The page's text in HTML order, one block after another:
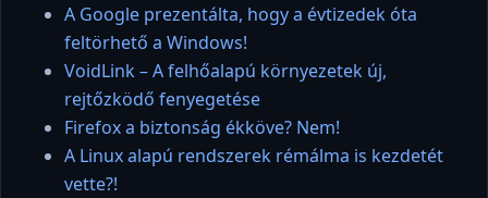
A Google prezentálta, hogy a évtizedek óta
feltörhető a Windows!
VoidLink – A felhőalapú környezetek új,
rejtőzködő fenyegetése
Firefox a biztonság ékköve? Nem!
A Linux alapú rendszerek rémálma is kezdetét
vette?!